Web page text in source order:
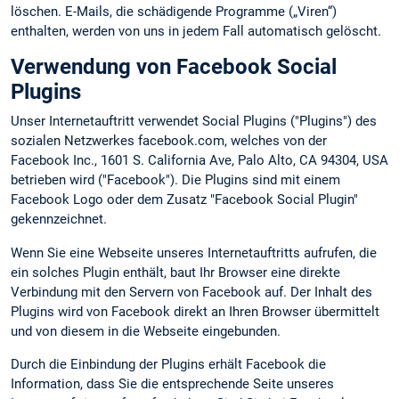
löschen. E-Mails, die schädigende Programme („Viren“)
enthalten, werden von uns in jedem Fall automatisch gelöscht.
Verwendung von Facebook Social
Plugins
Unser Internetauftritt verwendet Social Plugins ("Plugins") des
sozialen Netzwerkes facebook.com, welches von der
Facebook Inc., 1601 S. California Ave, Palo Alto, CA 94304, USA
betrieben wird ("Facebook"). Die Plugins sind mit einem
Facebook Logo oder dem Zusatz "Facebook Social Plugin"
gekennzeichnet.
Wenn Sie eine Webseite unseres Internetauftritts aufrufen, die
ein solches Plugin enthält, baut Ihr Browser eine direkte
Verbindung mit den Servern von Facebook auf. Der Inhalt des
Plugins wird von Facebook direkt an Ihren Browser übermittelt
und von diesem in die Webseite eingebunden.
Durch die Einbindung der Plugins erhält Facebook die
Information, dass Sie die entsprechende Seite unseres